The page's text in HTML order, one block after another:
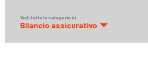
Vedi tutte le categorie di
Bilancio assicurativo